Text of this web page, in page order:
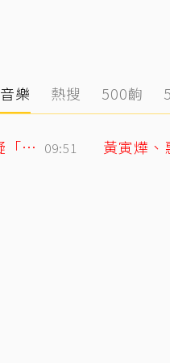
音樂 熱搜 500齣
離世前48小時還在直播！網紅「肥大叔」猝逝 暴瘦粉絲疑「早覺得不對」 09:51